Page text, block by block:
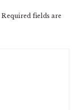
Required fields are